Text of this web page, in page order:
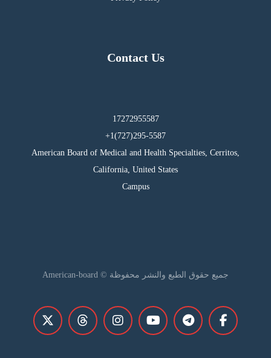
Contact Us
17272955587
295-5587(727)1+
American Board of Medical and Health Specialties, Cerritos,
California, United States
Campus
جميع حقوق الطبع والنشر محفوظة © American-board